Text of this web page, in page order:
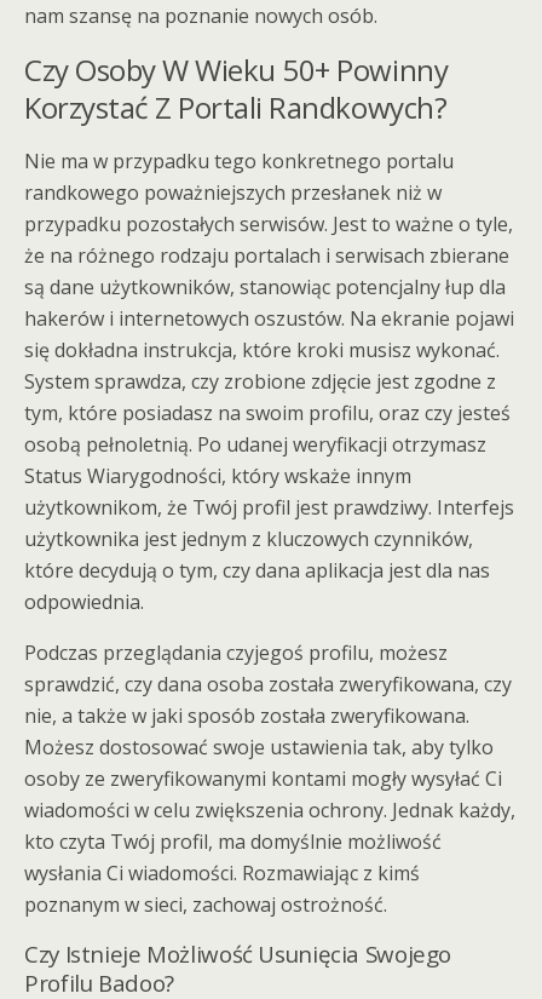
nam szansę na poznanie nowych osób.
Czy Osoby W Wieku 50+ Powinny
Korzystać Z Portali Randkowych?
Nie ma w przypadku tego konkretnego portalu
randkowego poważniejszych przesłanek niż w
przypadku pozostałych serwisów. Jest to ważne o tyle,
że na różnego rodzaju portalach i serwisach zbierane
są dane użytkowników, stanowiąc potencjalny łup dla
hakerów i internetowych oszustów. Na ekranie pojawi
się dokładna instrukcja, które kroki musisz wykonać.
System sprawdza, czy zrobione zdjęcie jest zgodne z
tym, które posiadasz na swoim profilu, oraz czy jesteś
osobą pełnoletnią. Po udanej weryfikacji otrzymasz
Status Wiarygodności, który wskaże innym
użytkownikom, że Twój profil jest prawdziwy. Interfejs
użytkownika jest jednym z kluczowych czynników,
które decydują o tym, czy dana aplikacja jest dla nas
odpowiednia.
Podczas przeglądania czyjegoś profilu, możesz
sprawdzić, czy dana osoba została zweryfikowana, czy
nie, a także w jaki sposób została zweryfikowana.
Możesz dostosować swoje ustawienia tak, aby tylko
osoby ze zweryfikowanymi kontami mogły wysyłać Ci
wiadomości w celu zwiększenia ochrony. Jednak każdy,
kto czyta Twój profil, ma domyślnie możliwość
wysłania Ci wiadomości. Rozmawiając z kimś
poznanym w sieci, zachowaj ostrożność.
Czy Istnieje Możliwość Usunięcia Swojego
Profilu Badoo?